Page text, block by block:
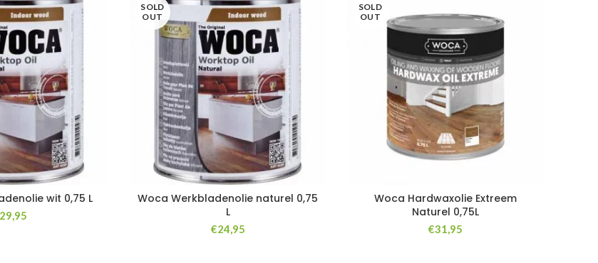
wit 0,75 L
29,95
SOLD
OUT
Woca Werkbladenolie naturel 0,75
L
€24,95
SOLD
OUT
Woca Hardwaxolie Extreem
Naturel 0,75L
€31,95